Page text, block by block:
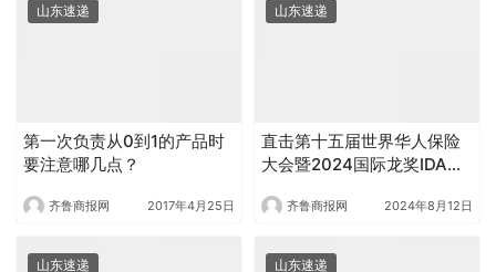
山东速递
第一次负责从0到1的产品时
要注意哪几点？
齐鲁商报网 2017年4月25日
山东速递
直击第十五届世界华人保险
大会暨2024国际龙奖IDA年
齐鲁商报网 2024年8月12日
山东速递 山东速递